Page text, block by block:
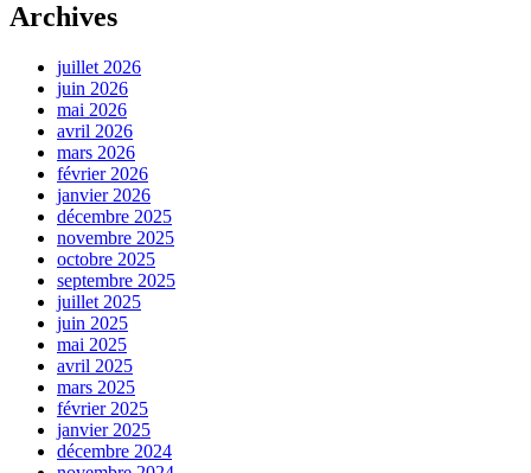
Archives
juillet 2026
juin 2026
mai 2026
avril 2026
mars 2026
février 2026
janvier 2026
décembre 2025
novembre 2025
octobre 2025
septembre 2025
juillet 2025
juin 2025
mai 2025
avril 2025
mars 2025
février 2025
janvier 2025
décembre 2024